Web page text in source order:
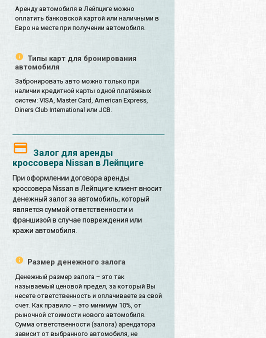
Аренду автомобиля в Лейпциге можно
оплатить банковской картой или наличными в
Евро на месте при получении автомобиля.
Типы карт для бронирования
автомобиля
Забронировать авто можно только при
наличии кредитной карты одной платёжных
систем: VISA, Master Card, American Express,
Diners Club International или JCB.
Залог для аренды
кроссовера Nissan в Лейпциге
При оформлении договора аренды
кроссовера Nissan в Лейпциге клиент вносит
денежный залог за автомобиль, который
является суммой ответственности и
франшизой в случае повреждения или
кражи автомобиля.
Размер денежного залога
Денежный размер залога – это так
называемый ценовой предел, за который Вы
несете ответственность и оплачиваете за свой
счет. Как правило – это минимум 10%, от
рыночной стоимости нового автомобиля.
Сумма ответственности (залога) арендатора
зависит от выбранного автомобиля, не